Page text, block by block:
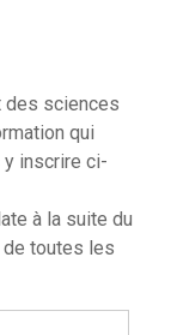
des sciences
qui
inscrire ci-
à la suite du
de toutes les